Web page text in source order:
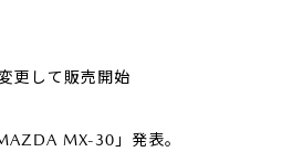
更して販売開始
MX-30」発表。